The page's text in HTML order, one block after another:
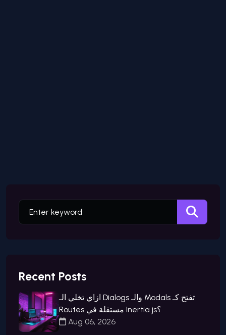
Recent Posts
ازاي تخلي الـ Dialogs والـ Modals تفتح كـ
Routes مستقلة في Inertia.js؟
Aug 06, 2026